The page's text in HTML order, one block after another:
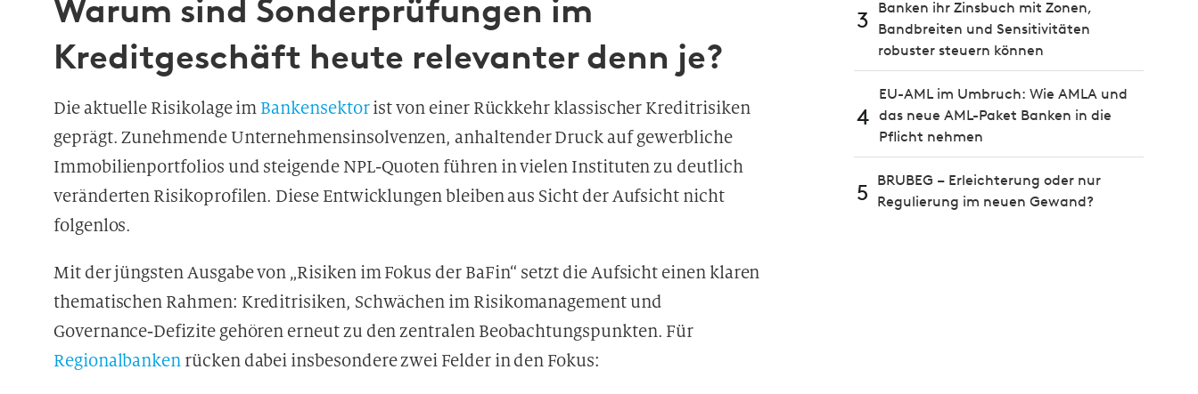
Warum sind Sonderprüfungen im
Kreditgeschäft heute relevanter denn je?
Die aktuelle Risikolage im Bankensektorist von einer Rückkehr klassischer Kreditrisiken
geprägt. Zunehmende Unternehmensinsolvenzen, anhaltender Druck auf gewerbliche
Immobilienportfolios und steigende NPL-Quoten führen in vielen Instituten zu deutlich
veränderten Risikoprofilen. Diese Entwicklungen bleiben aus Sicht der Aufsicht nicht
folgenlos.
Mit der jüngsten Ausgabe von „Risiken im Fokus der BaFin“ setzt die Aufsicht einen klaren
thematischen Rahmen: Kreditrisiken, Schwächen im Risikomanagement und
Governance‑Defizite gehören erneut zu den zentralen Beobachtungspunkten. Für
Regionalbanken rücken dabei insbesondere zwei Felder in den Fokus:
3
Banken ihr Zinsbuch mit Zonen,
Bandbreiten und Sensitivitäten
robuster steuern können
4
EU-AML im Umbruch: Wie AMLA und
das neue AML-Paket Banken in die
Pflicht nehmen
5
BRUBEG – Erleichterung oder nur
Regulierung im neuen Gewand?